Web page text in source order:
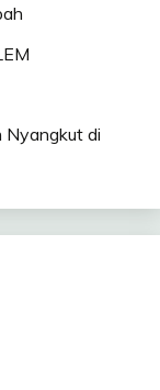
Nyangkut di